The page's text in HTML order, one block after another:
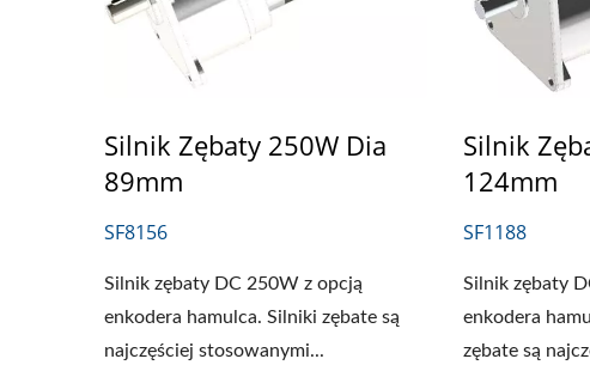
Silnik Zębaty 250W Dia
89mm
SF8156
Silnik zębaty DC 250W z opcją
enkodera hamulca. Silniki zębate są
najczęściej stosowanymi...
Silnik
124mm
SF1188
Silnik zębaty
enkodera
zębate są